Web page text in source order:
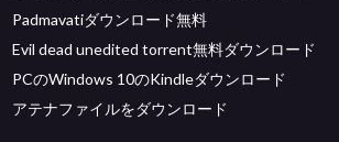
Padmavatiダウンロード無料
Evil dead unedited torrent無料ダウンロード
PCのWindows 10のKindleダウンロード
アテナファイルをダウンロード